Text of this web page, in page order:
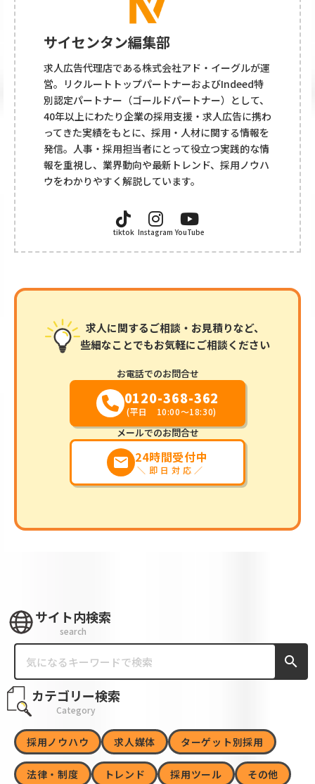
サイセンタン編集部
求人広告代理店である株式会社アド・イーグルが運
営。リクルートトップパートナーおよびIndeed特
別認定パートナー（ゴールドパートナー）として、
40年以上にわたり企業の採用支援・求人広告に携わ
ってきた実績をもとに、採用・人材に関する情報を
発信。人事・採用担当者にとって役立つ実践的な情
報を重視し、業界動向や最新トレンド、採用ノウハ
ウをわかりやすく解説しています。
tiktok Instagram YouTube
求人に関するご相談・お見積りなど、
些細なことでもお気軽にご相談ください
お電話でのお問合せ
0120-368-362
(平日 10:00～18:30)
メールでのお問合せ
markunread 24時間受付中
＼即日対応／
サイト内検索
search
search
カテゴリー検索
Category
採用ノウハウ 求人媒体 ターゲット別採用
法律・制度 トレンド 採用ツール その他